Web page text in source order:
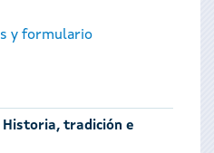
y formulario
tradición e